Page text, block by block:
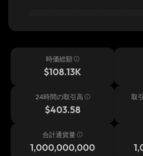
時価総額
$108.13K
24時間の取引高
$403.58
取
合計通貨量
1,000,000,000